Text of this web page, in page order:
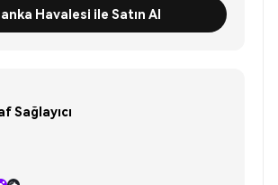
Havalesi ile Satın Al
Sağlayıcı